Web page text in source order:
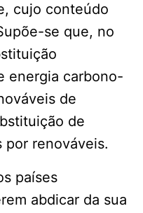
cujo conteúdo
se que, no
energia carbono-
de
de
por renováveis.
países
abdicar da sua